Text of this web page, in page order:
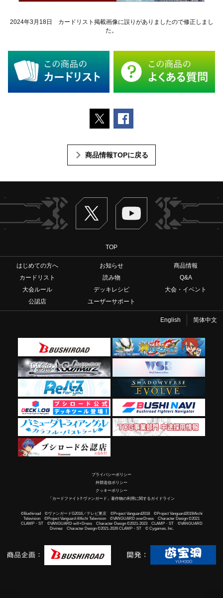
2024年3月18日 カードリスト掲載画像に誤りがありましたので修正しまし
た。
ポストする
商品情報TOPに戻る
Twitter ヴァンガードch
TOP
はじめての方へ お知らせ
商品情報
カードリスト
読み物
Q&A
大会ルール
デッキレシピ
大会・イベント
公認店
ユーザーサポート
English 简体中文
プライバシーポリシー
外部送信ポリシー
クッキーポリシー
「カードファイト!! ヴァンガード」著作物の利用に関するガイドライン
©Bushiroad ©ヴァンガードG2016／テレビ東京 ©Project Vanguard2018 ©Project Vanguard2019/Aichi
Television ©Project Vanguard if/Aichi Television ©VANGUARD overDress Character Design ©2021
CLAMP・ST ©VANGUARD will+Dress Character Design ©2021-2023 CLAMP・ST ©VANGUARD
Divinez Character Design ©2021-2026 CLAMP・ST © Cygames, Inc.